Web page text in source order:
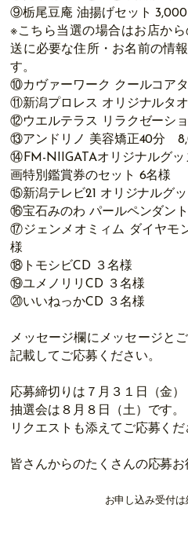
⑨栃尾豆庵 油揚げセット
※こちら当選の場合はお店か
送に必要な住所・お名前の情
す。
⑩カヴァーワーク クールコア
⑪新潟プロレス オリジナルタ
⑫ウエルテラス リラクゼーシ
⑬アンドリノ 美容矯正40分
⑭FM-NIIGATAオリジナルグッ
画特別鑑賞券のセット 6名様
⑮新潟テレビ21 オリジナルグ
⑯宝石みのわ パールペンダン
⑰ジェンメオミィム ダイヤモ
様
⑱トモシビCD ３名様
⑲ユメノリリCD ３名様
⑳いいねっかCD ３名様
メッセージ欄にメッセージと
記載してご応募ください。
応募締切りは７月３１日（金）
抽選会は８月８日（土）です。
リクエストも添えてご応募くだ
皆さんからのたくさんの応募お
お申し込み受付